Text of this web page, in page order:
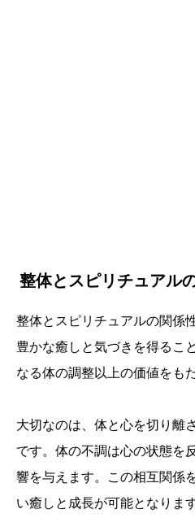
整体とスピリチュアル
整体とスピリチュアルの関係
豊かな癒しと気づきを得るこ
なる体の調整以上の価値をも
大切なのは、体と心を切り離
です。体の不調は心の状態を
響を与えます。この相互関係
い癒しと成長が可能となります